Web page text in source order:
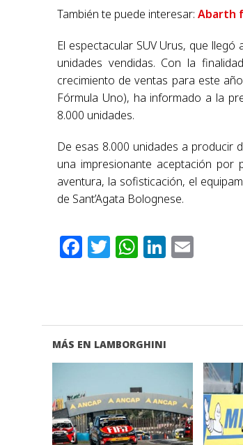
También te puede interesar:Abarth
El espectacular SUV Urus, que
unidades vendidas. Con la
crecimiento de ventas para este
Fórmula Uno), ha informado a la
8.000 unidades.
De esas 8.000 unidades a producir
una impresionante aceptación
aventura, la sofisticación, el
de Sant’Agata Bolognese.
Facebook
Twitter
WhatsApp
MÁS EN LAMBORGHINI
VER NOTA